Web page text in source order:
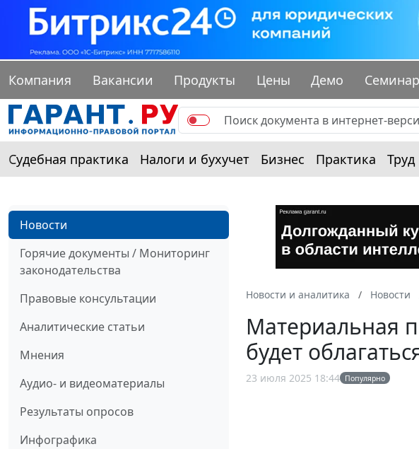
Компания Вакансии Продукты Цены Демо
Судебная практика Налоги и бухучет Бизнес Практика Труд
Новости
Горячие документы / Мониторинг
законодательства
Правовые консультации
Аналитические статьи
Мнения
Аудио- и видеоматериалы
Результаты опросов
Инфографика
Новости и аналитика Новости
Материальная
будет
23 июля 2025 18:44 Популярно